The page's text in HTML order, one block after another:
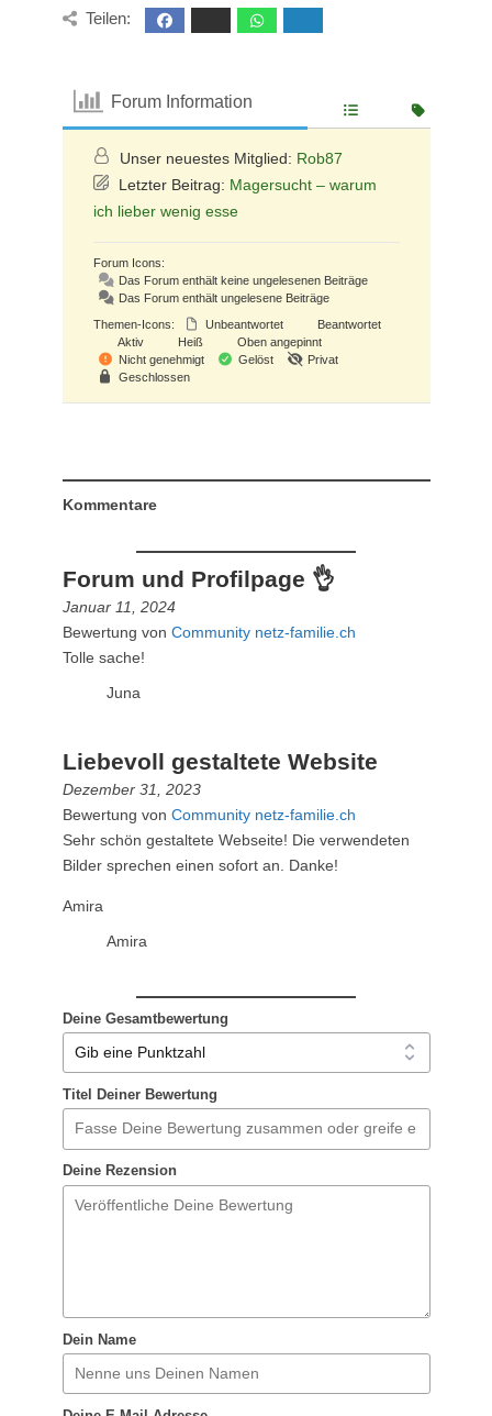
Teilen:
Forum Information
Unser neuestes Mitglied: Rob87
Letzter Beitrag: Magersucht – warum
ich lieber wenig esse
Forum Icons:
Das Forum enthält keine ungelesenen Beiträge
Das Forum enthält ungelesene Beiträge
Themen-Icons:
Unbeantwortet
Beantwortet
Aktiv
Heiß
Oben angepinnt
Nicht genehmigt
Gelöst
Privat
Geschlossen
Kommentare
Forum und Profilpage 👌
Januar 11, 2024
Bewertung von Community netz-familie.ch
Tolle sache!
Juna
Liebevoll gestaltete Website
Dezember 31, 2023
Bewertung von Community netz-familie.ch
Sehr schön gestaltete Webseite! Die verwendeten
Bilder sprechen einen sofort an. Danke!
Amira
Amira
Deine Gesamtbewertung
Titel Deiner Bewertung
Deine Rezension
Dein Name